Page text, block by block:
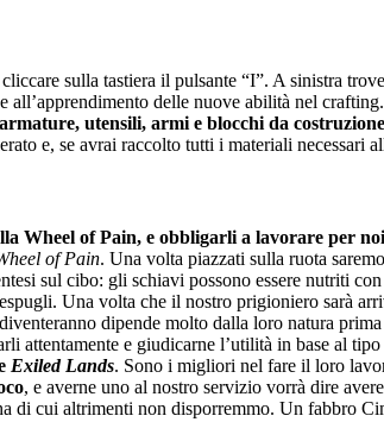
sulla tastiera il pulsante “I”. A sinistra
delle nuove abilità nel
utensili, armi e blocchi da costruzione
e, se avrai raccolto tutti i materiali necessari
Wheel of Pain, e obbligarli a lavorare per noi
of Pain. Una volta piazzati sulla ruota
sul cibo: gli schiavi possono essere nutriti
Una volta che il nostro prigioniero sarà
dipende molto dalla loro natura
attentamente e giudicarne l’utilità in base al
Exiled Lands. Sono i migliori nel fare il loro
, e averne uno al nostro servizio vorrà dire
di cui altrimenti non disporremmo. Un fabbro